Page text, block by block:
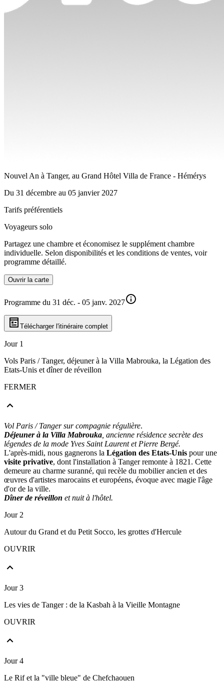
Nouvel An à Tanger, au Grand Hôtel Villa de France - Hémérys
Du 31 décembre au 05 janvier 2027
Tarifs préférentiels
Voyageurs solo
Partagez une chambre et économisez le supplément chambre
individuelle. Selon disponibilités et les conditions de ventes, voir
programme détaillé.
Ouvrir la carte
Programme du 31 déc. - 05 janv. 2027
Télécharger l'itinéraire complet
Jour 1
Vols Paris / Tanger, déjeuner à la Villa Mabrouka, la Légation des
Etats-Unis et dîner de réveillon
FERMER
Vol Paris / Tanger sur compagnie régulière.
Déjeuner à la Villa Mabrouka , ancienne résidence secrète des
légendes de la mode Yves Saint Laurent et Pierre Bergé.
L'après-midi, nous gagnerons la Légation des Etats-Unis pour une
visite privative, dont l'installation à Tanger remonte à 1821. Cette
demeure au charme suranné, qui recèle du mobilier ancien et des
œuvres d'artistes marocains et européens, évoque avec magie l'âge
d'or de la ville.
Dîner de réveillon et nuit à l'hôtel.
Jour 2
Autour du Grand et du Petit Socco, les grottes d'Hercule
OUVRIR
Jour 3
Les vies de Tanger : de la Kasbah à la Vieille Montagne
OUVRIR
Jour 4
Le Rif et la "ville bleue" de Chefchaouen